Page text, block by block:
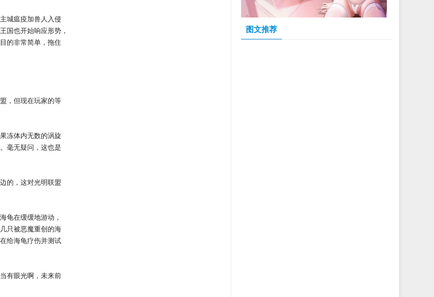
城瘟疫加兽人入侵
国也开始响应形势，
的非常简单，拖住
，但现在玩家的等
冻体内无数的涡旋
毫无疑问，这也是
的，这对光明联盟
在缓缓地游动，
只被恶魔重创的海
给海龟疗伤并测试
有眼光啊，未来前
图文推荐